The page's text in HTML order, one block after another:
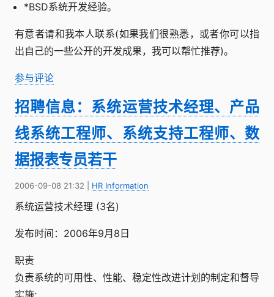
*BSD系统开发经验。
有意者请和我本人联系(如果我们很熟悉，或者你可以指
出自己的一些公开的开发成果，我可以帮忙推荐)。
参与评论
招聘信息：系统运营技术经理、产品
线系统工程师、系统支持工程师、数
据报表专员若干
2006-09-08 21:32 HR Information
系统运营技术经理 (3名)
发布时间：2006年9月8日
职责
负责系统的可用性、性能、稳定性改进计划的制定和督导
实施;